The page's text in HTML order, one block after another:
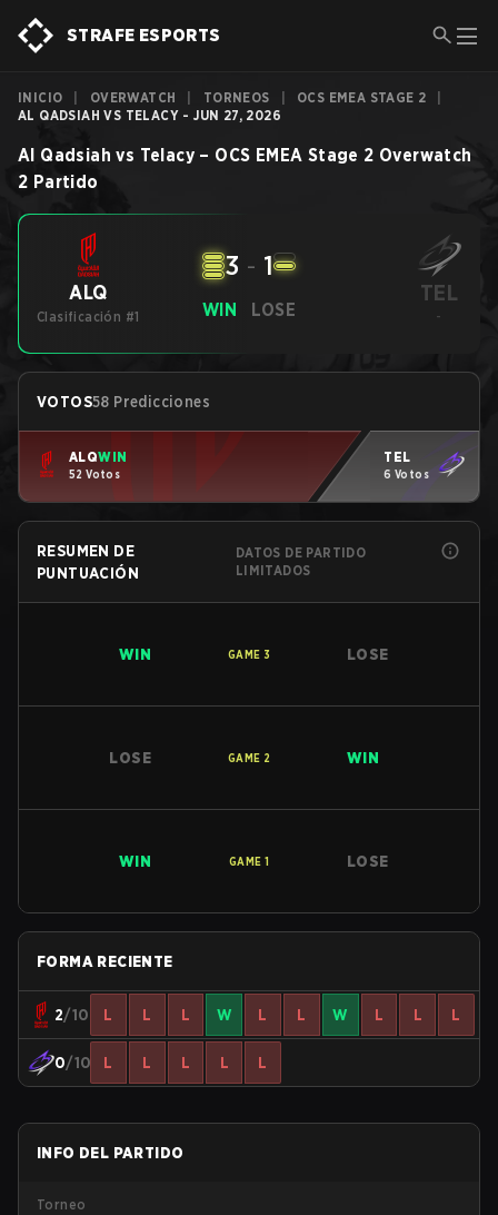
STRAFE ESPORTS
INICIO OVERWATCH TORNEOS OCS EMEA STAGE 2
AL QADSIAH VS TELACY - JUN 27, 2026
Al Qadsiah vs Telacy – OCS EMEA Stage 2 Overwatch
2 Partido
ALQ
Clasificación #1 WIN
3 - 1
LOSE
TEL
-
VOTOS58 Predicciones
ALQWIN
52 Votos
TEL
6 Votos
RESUMEN DE
PUNTUACIÓN
DATOS DE PARTIDO
LIMITADOS
WIN GAME 3 LOSE
LOSE GAME 2 WIN
WIN GAME 1 LOSE
FORMA RECIENTE
2/10 L L L W L L W L L L
0/10 L L L L L
INFO DEL PARTIDO
Torneo